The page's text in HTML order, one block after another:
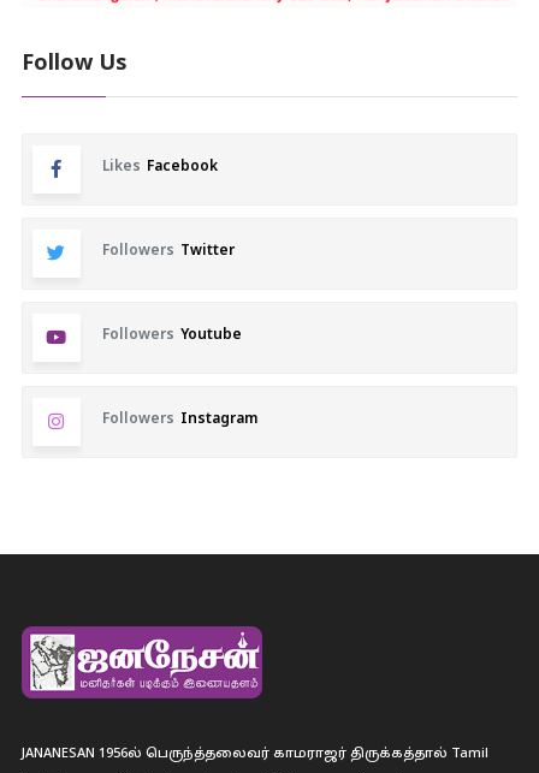
Follow Us
Likes Facebook
Followers Twitter
Followers Youtube
Followers Instagram
JANANESAN 1956ல் பெருந்த்தலைவர் காமராஜர் திருக்கத்தால் Tamil